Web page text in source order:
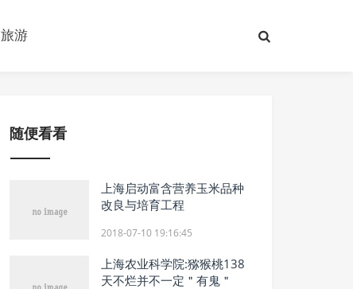
旅游
随便看看
上海启动富含营养玉米品种
改良与培育工程
2018-07-10 19:16:45
上海农业科学院:猕猴桃138
天不烂并不一定＂有鬼＂